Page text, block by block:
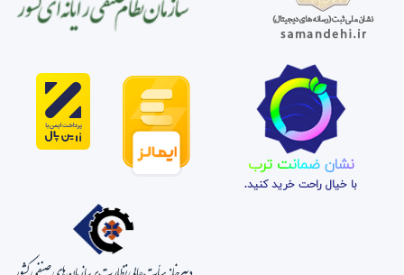
نشان ضمانت ترب
با خیال راحت خرید کنید.